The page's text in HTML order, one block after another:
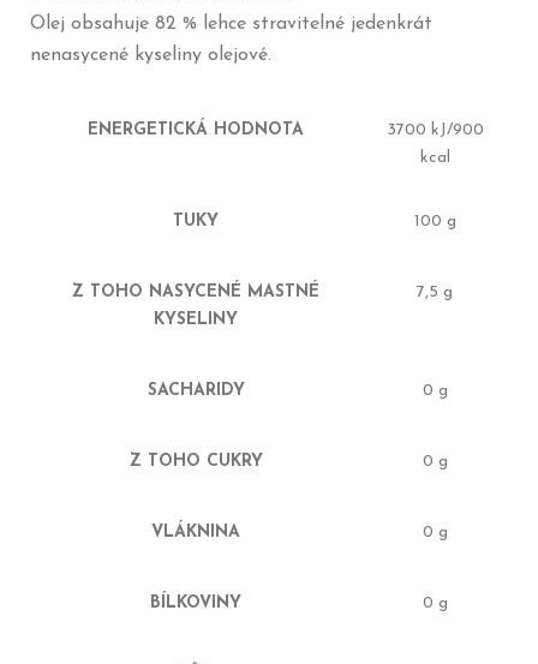
Olej obsahuje 82 % lehce stravitelné jedenkrát
nenasycené kyseliny olejové.
ENERGETICKÁ HODNOTA
3700 kJ/900
kcal
TUKY 100 g
Z TOHO NASYCENÉ MASTNÉ
KYSELINY
7,5 g
SACHARIDY 0 g
Z TOHO CUKRY 0 g
VLÁKNINA 0 g
BÍLKOVINY 0 g